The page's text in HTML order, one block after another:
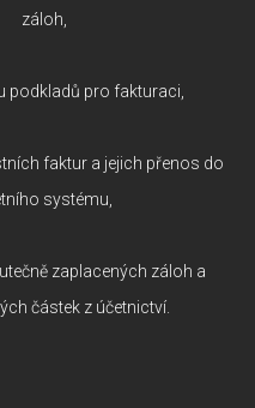
záloh,
pro fakturaci,
faktur a jejich přenos do
systému,
zaplacených záloh a
částek z účetnictví.